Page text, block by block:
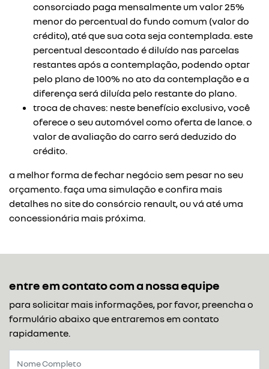
consorciado paga mensalmente um valor 25%
menor do percentual do fundo comum (valor do
crédito), até que sua cota seja contemplada. este
percentual descontado é diluído nas parcelas
restantes após a contemplação, podendo optar
pelo plano de 100% no ato da contemplação e a
diferença será diluída pelo restante do plano.
troca de chaves: neste benefício exclusivo, você
oferece o seu automóvel como oferta de lance. o
valor de avaliação do carro será deduzido do
crédito.
a melhor forma de fechar negócio sem pesar no seu
orçamento. faça uma simulação e confira mais
detalhes no site do consórcio renault, ou vá até uma
concessionária mais próxima.
entre em contato com a nossa equipe
para solicitar mais informações, por favor, preencha o
formulário abaixo que entraremos em contato
rapidamente.